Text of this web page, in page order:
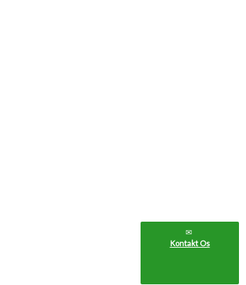
Kontakt Os